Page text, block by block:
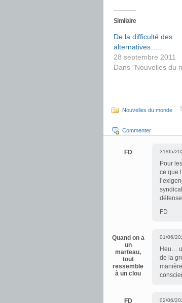
Similaire
De la difficulté des
alternatives…..
28 septembre 2011
Dans "Nouvelles du
Nouvelles du monde
Commenter
FD 31/05/
Pour
ce que
FD
Quand on a
un
marteau,
tout
ressemble
à un clou
01/06/
Heu…
de la
FD 02/06/